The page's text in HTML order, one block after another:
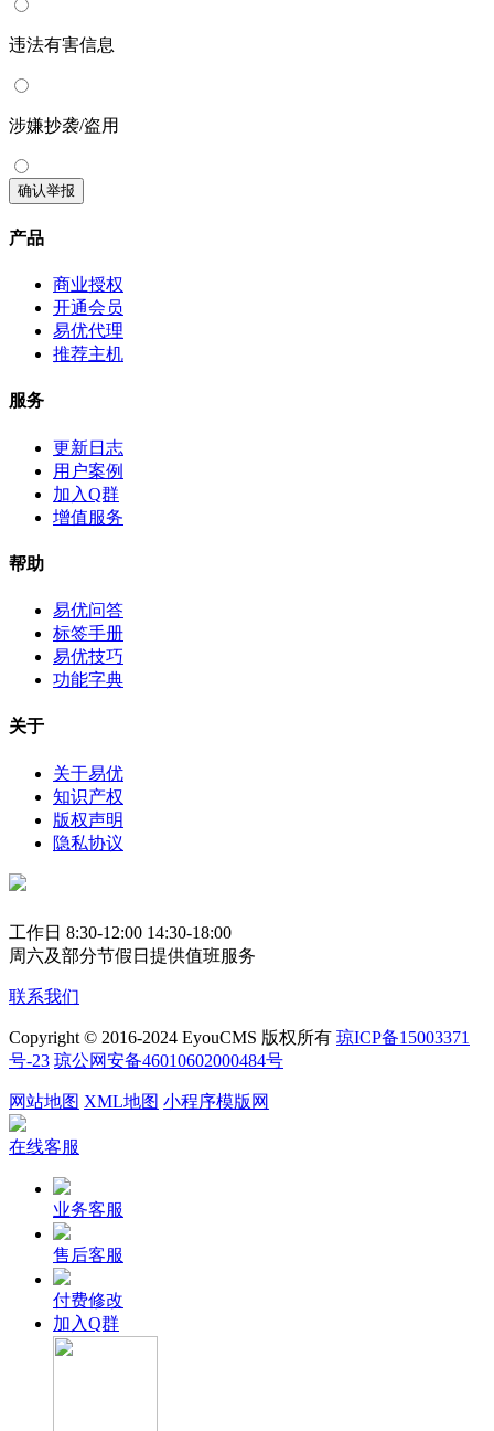
违法有害信息
涉嫌抄袭/盗用
确认举报
产品
商业授权
开通会员
易优代理
推荐主机
服务
更新日志
用户案例
加入Q群
增值服务
帮助
易优问答
标签手册
易优技巧
功能字典
关于
关于易优
知识产权
版权声明
隐私协议
工作日 8:30-12:00 14:30-18:00
周六及部分节假日提供值班服务
联系我们
Copyright © 2016-2024 EyouCMS 版权所有 琼ICP备15003371
号-23 琼公网安备46010602000484号
网站地图 XML地图 小程序模版网
在线客服
业务客服
售后客服
付费修改
加入Q群